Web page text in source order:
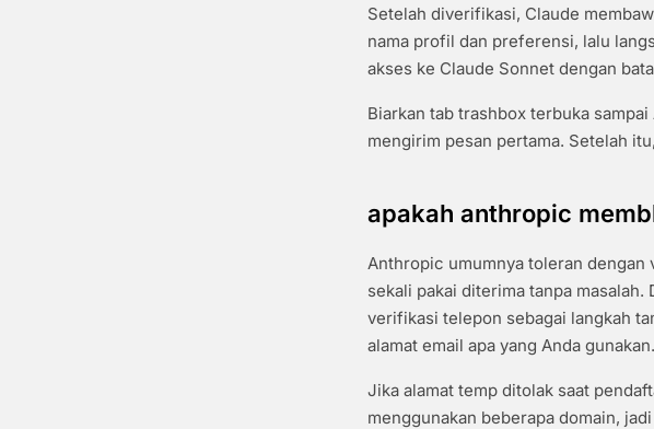
Setelah diverifikasi, Claude
nama profil dan preferensi, lalu
akses ke Claude Sonnet dengan
Biarkan tab trashbox terbuka
mengirim pesan pertama. Setelah
apakah anthropic
Anthropic umumnya toleran dengan
sekali pakai diterima tanpa
verifikasi telepon sebagai langkah
alamat email apa yang Anda gunakan.
Jika alamat temp ditolak saat
menggunakan beberapa domain,